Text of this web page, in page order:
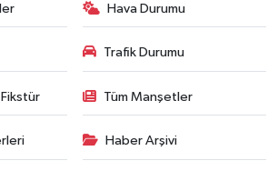
Hava Durumu
Trafik Durumu
Tüm Manşetler
Haber Arşivi